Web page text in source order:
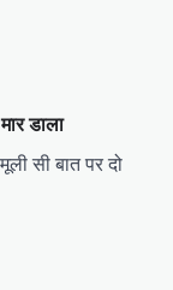
डाला
सी बात पर दो